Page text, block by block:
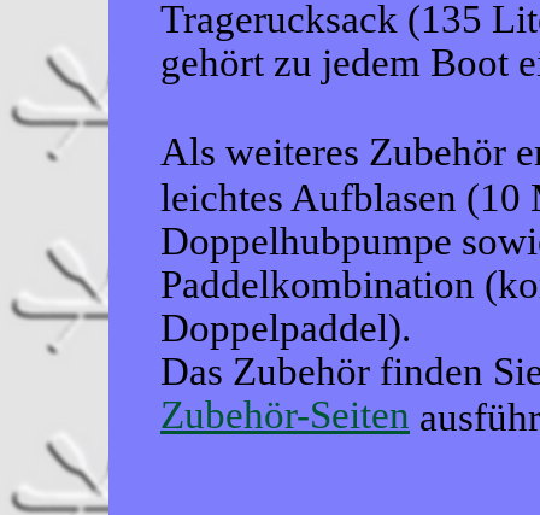
Tragerucksack (135
gehört zu jedem Boot
Als weiteres Zubehör
leichtes Aufblasen (10
Doppelhubpumpe
Paddelkombination
Doppelpaddel).
Das Zubehör finden
Zubehör-Seiten